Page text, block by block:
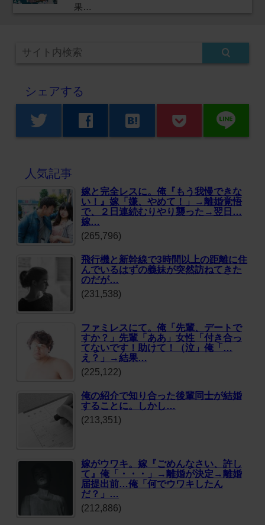
果…
シェアする
twitter facebook hatenabookmark line
人気記事
嫁と完全レスに。俺『もう我慢できな
い！』嫁「嫌、やめて！」→離婚覚悟
で、２日連続むりやり襲った→翌日…
嫁…
(265,796)
飛行機と新幹線で3時間以上の距離に住
んでいるはずの義妹が突然訪ねてきた
のだが…
(231,538)
ファミレスにて。俺「先輩、デートで
すか？」先輩「ああ」女性「付き合っ
てないです！助けて！（泣」俺「…
え？」→結果…
(225,122)
俺の紹介で知り合った後輩同士が結婚
することに。しかし…
(213,351)
嫁がウワキ。嫁『ごめんなさい、許し
て』俺「・・・」→離婚が決定→離婚
届提出前…俺「何でウワキしたん
だ？」…
(212,886)